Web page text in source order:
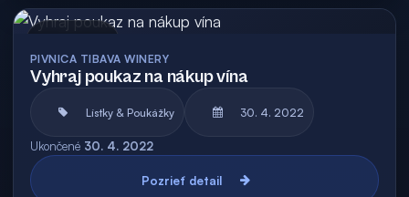
PIVNICA TIBAVA WINERY
Vyhraj poukaz na nákup vína
Lístky & Poukážky 30. 4. 2022
Ukončené 30. 4. 2022
Pozrieť detail